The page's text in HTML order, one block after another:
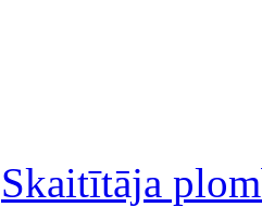
Skaitītāja